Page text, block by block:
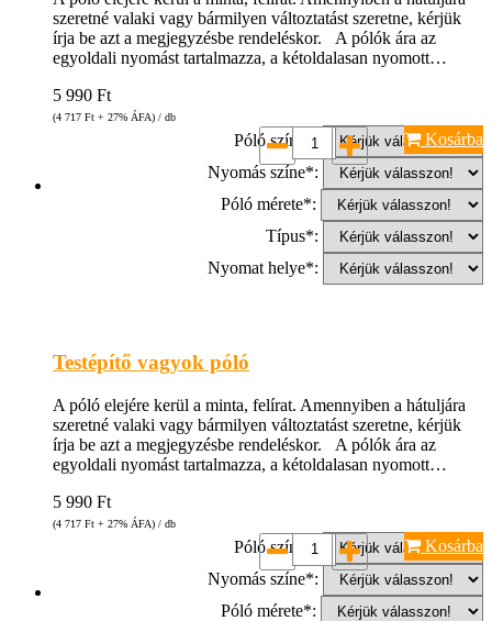
szeretné valaki vagy bármilyen változtatást szeretne, kérjük
írja be azt a megjegyzésbe rendeléskor. A pólók ára az
egyoldali nyomást tartalmazza, a kétoldalasan nyomott…
5 990 Ft
(4 717 Ft + 27% ÁFA) / db
Póló színe*:
Nyomás színe*:
Póló mérete*:
Típus*:
Nyomat helye*:
Kosárba
Testépítő vagyok póló
A póló elejére kerül a minta, felírat. Amennyiben a hátuljára
szeretné valaki vagy bármilyen változtatást szeretne, kérjük
írja be azt a megjegyzésbe rendeléskor. A pólók ára az
egyoldali nyomást tartalmazza, a kétoldalasan nyomott…
5 990 Ft
(4 717 Ft + 27% ÁFA) / db
Póló színe*:
Nyomás színe*:
Póló mérete*:
Kosárba